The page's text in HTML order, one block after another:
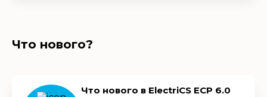
Что нового?
Что нового в ElectriCS ECP 6.0